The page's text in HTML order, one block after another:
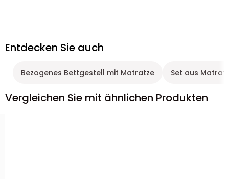
Entdecken Sie auch
Bezogenes Bettgestell mit Matratze Set aus
Vergleichen Sie mit ähnlichen Produkten